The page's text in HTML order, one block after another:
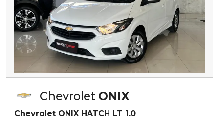
Chevrolet ONIX
Chevrolet ONIX HATCH LT 1.0